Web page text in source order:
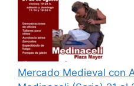
Mercado Medieval con